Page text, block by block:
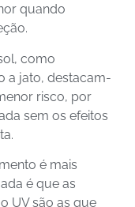
quando
como
a jato, destacam-
risco, por
sem os efeitos
é mais
é que as
UV são as que